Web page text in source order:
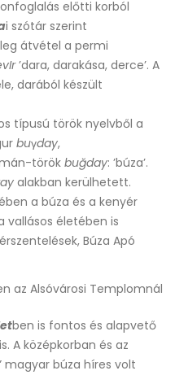
előtti korból
i szótár szerint
átvétel a permi
’dara, darakása, derce’. A
darából készült
típusú török nyelvből a
buγday,
törökbuğday: ’búza’.
alakban kerülhetett.
a búza és a kenyér
vallásos életében is
Búza Apó
az Alsóvárosi Templomnál
ben is fontos és alapvető
A középkorban és az
magyar búza híres volt